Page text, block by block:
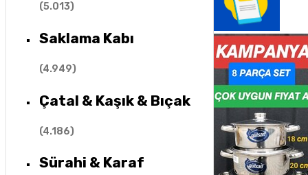
(5.013)
Saklama Kabı
(4.949)
Çatal & Kaşık & Bıçak
(4.186)
Sürahi & Karaf